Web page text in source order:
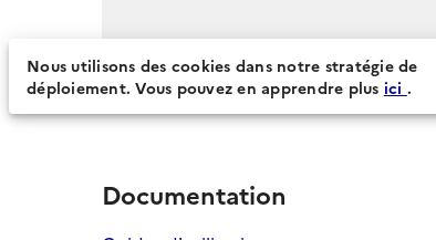
Documentation
Nous utilisons des cookies dans notre stratégie de
déploiement. Vous pouvez en apprendre plus ici .